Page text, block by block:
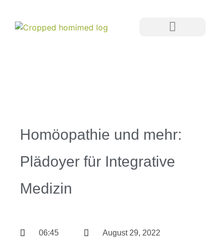
Homöopathie und mehr:
Plädoyer für Integrative
Medizin
06:45 August 29, 2022